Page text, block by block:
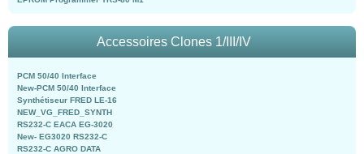
Accessoires Clones 1/III/IV
PCM 50/40 Interface
New-PCM 50/40 Interface
Synthétiseur FRED LE-16
NEW_VG_FRED_SYNTH
RS232-C EACA EG-3020
New- EG3020 RS232-C
RS232-C AGRO DATA